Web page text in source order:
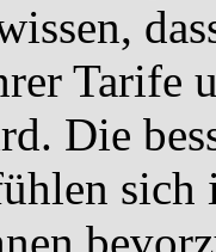
Tarife
Die